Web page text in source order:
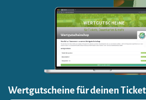
Wertgutscheine für deinen